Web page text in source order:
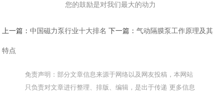
您的鼓励是对我们最大的动力
上一篇：中国磁力泵行业十大排名 下一篇：气动隔膜泵工作原理及其
特点
免责声明：部分文章信息来源于网络以及网友投稿，本网站
只负责对文章进行整理、排版、编辑，是出于传递 更多信息